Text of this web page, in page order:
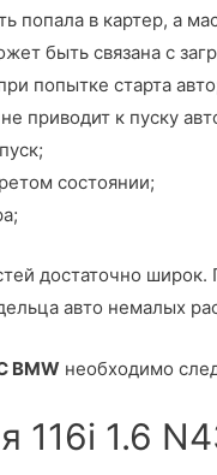
попала в картер, а
быть связана с
попытке старта
приводит к пуску
состоянии;
достаточно
авто немалых
BMW необходимо
116i 1.6